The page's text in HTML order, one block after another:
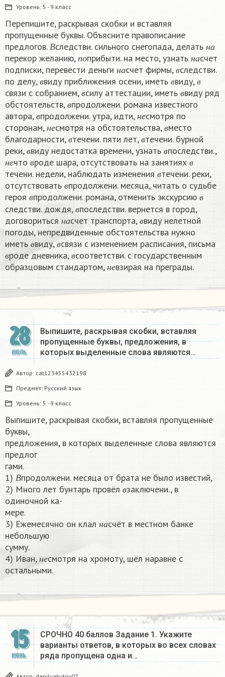
Уровень: 5 - 9 класс
Перепишите, раскрывая скобки и вставляя
пропущенные буквы. Объясните правописание
предлогов.
В
В
следстви. сильного снегопада, делать н а
перекор желанию, п о
по
прибыти. на место, узнать н а
на
счет
подписки, перевести деньги
н а
на
счет фирмы, в
в
следстви.
по делу,
в
в
виду приближения осени, иметь в
в
виду, в
в
связи с собранием, в
в
силу аттестации, иметь в
в
виду ряд
обстоятельств,
в
в
продолжени. романа известного
автора,
в
в
продолжени. утра, идти, н е
не
смотря по
сторонам,
н е
не
смотря на обстоятельства, в
в
место
благодарности,
в
в
течени. пяти лет, в
в
течени. бурной
реки,
в
в
виду недостатка времени, узнать в
в
последстви.,
н е
не
что в
в
роде шара, отсутствовать на занятиях в
в
течени. недели, наблюдать изменения в
в
течени. реки,
отсутствовать
в
в
продолжени. месяца, читать о судьбе
героя
в
в
продолжени. романа, отменить экскурсию в
в
следстви. дождя, в
в
последстви. вернется в город,
договориться
н а
на
счет транспорта, в
в
виду нелетной
погоды, непредвиденные обстоятельства нужно
иметь
в
в
виду, в
в
связи с изменением расписания, письма
в
в
роде дневника, в
в
соответстви. с государственным
образцовым стандартом,
н е
не
взирая на преграды.
28
ИЮЛЬ
Выпишите, раскрывая скобки, вставляя
пропущенные буквы, предложения, в
которых выделенные слова являются…
Автор: cat123455432198
Предмет: Русский язык
Уровень: 5 - 9 класс
Выпишите, раскрывая скобки, вставляя пропущенные
буквы,
предложения, в которых выделенные слова являются
предлог
гами.
1)
В
В
продолжени. месяца от брата не было известий,
2) Много лет бунтарь провёл
в
в
заключени., в
одиночной ка-
мере.
3) Ежемесячно он клал
н а счёт в местном банке
небольшую
сумму.
4) Иван,
н е смотря на хромоту, шёл наравне с
остальными.​
15
ИЮНЬ
СРОЧНО 40 баллов Задание 1. Укажите
варианты ответов, в которых во всех словах
ряда пропущена одна и…